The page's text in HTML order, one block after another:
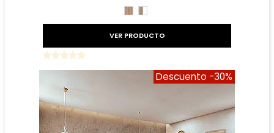
ROBLEROBLE
VER PRODUCTO
Descuento -30%